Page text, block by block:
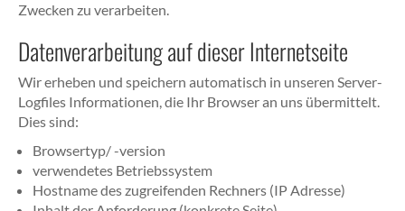
Zwecken zu verarbeiten.
Datenverarbeitung auf dieser Internetseite
Wir erheben und speichern automatisch in unseren Server-
Logfiles Informationen, die Ihr Browser an uns übermittelt.
Dies sind:
Browsertyp/ -version
verwendetes Betriebssystem
Hostname des zugreifenden Rechners (IP Adresse)